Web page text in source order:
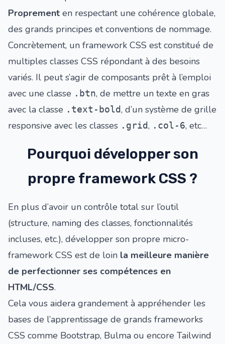
Proprement en respectant une cohérence globale,
des grands principes et conventions de nommage.
Concrètement, un framework CSS est constitué de
multiples classes CSS répondant à des besoins
variés. Il peut s’agir de composants prêt à l’emploi
avec une classe .btn, de mettre un texte en gras
avec la classe .text-bold, d’un système de grille
responsive avec les classes .grid, .col-6, etc…
Pourquoi développer son
propre framework CSS ?
En plus d’avoir un contrôle total sur l’outil
(structure, naming des classes, fonctionnalités
incluses, etc.), développer son propre micro-
framework CSS est de loin la meilleure manière
de perfectionner ses compétences en
HTML/CSS.
Cela vous aidera grandement à appréhender les
bases de l’apprentissage de grands frameworks
CSS comme Bootstrap, Bulma ou encore Tailwind